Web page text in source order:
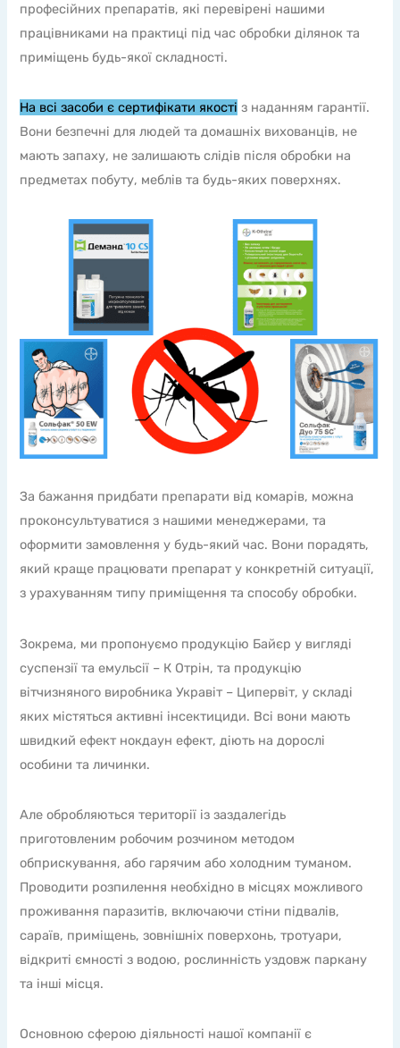
професійних препаратів, які перевірені нашими
працівниками на практиці під час обробки ділянок та
приміщень будь-якої складності.
На всі засоби є сертифікати якості з наданням гарантії.
Вони безпечні для людей та домашніх вихованців, не
мають запаху, не залишають слідів після обробки на
предметах побуту, меблів та будь-яких поверхнях.
За бажання придбати препарати від комарів, можна
проконсультуватися з нашими менеджерами, та
оформити замовлення у будь-який час. Вони порадять,
який краще працювати препарат у конкретній ситуації,
з урахуванням типу приміщення та способу обробки.
Зокрема, ми пропонуємо продукцію Байєр у вигляді
суспензії та емульсії – К Отрін, та продукцію
вітчизняного виробника Укравіт – Ципервіт, у складі
яких містяться активні інсектициди. Всі вони мають
швидкий ефект нокдаун ефект, діють на дорослі
особини та личинки.
Але обробляються території із заздалегідь
приготовленим робочим розчином методом
обприскування, або гарячим або холодним туманом.
Проводити розпилення необхідно в місцях можливого
проживання паразитів, включаючи стіни підвалів,
сараїв, приміщень, зовнішніх поверхонь, тротуари,
відкриті ємності з водою, рослинність уздовж паркану
та інші місця.
Основною сферою діяльності нашої компанії є